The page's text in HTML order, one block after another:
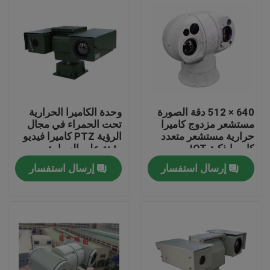
المنتجات
640 × 512 دقة الصورة
مستشعر مزدوج كاميرا
حرارية مستشعر متعدد
كاميرا ذكية IOT
إرسال استفسار
وحدة الكاميرا الحرارية
تحت الحمراء في مجال
الرؤية PTZ كاميرا فيديو
مثبتة على السيارة
إرسال استفسار